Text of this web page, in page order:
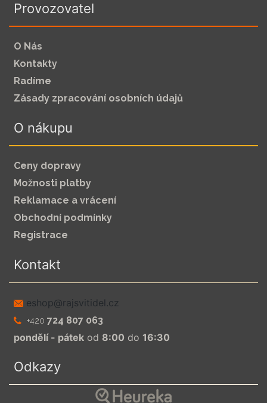
Provozovatel
O Nás
Kontakty
Radíme
Zásady zpracování osobních údajů
O nákupu
Ceny dopravy
Možnosti platby
Reklamace a vrácení
Obchodní podmínky
Registrace
Kontakt
zc.leditivsjar@pohse
+420 724 807 063
pondělí - pátek od 8:00 do 16:30
Odkazy